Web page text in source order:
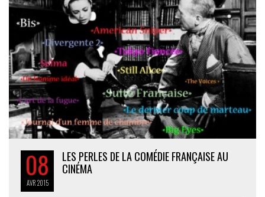
08
AVR2015
LES PERLES DE LA COMÉDIE FRANÇAISE AU
CINÉMA